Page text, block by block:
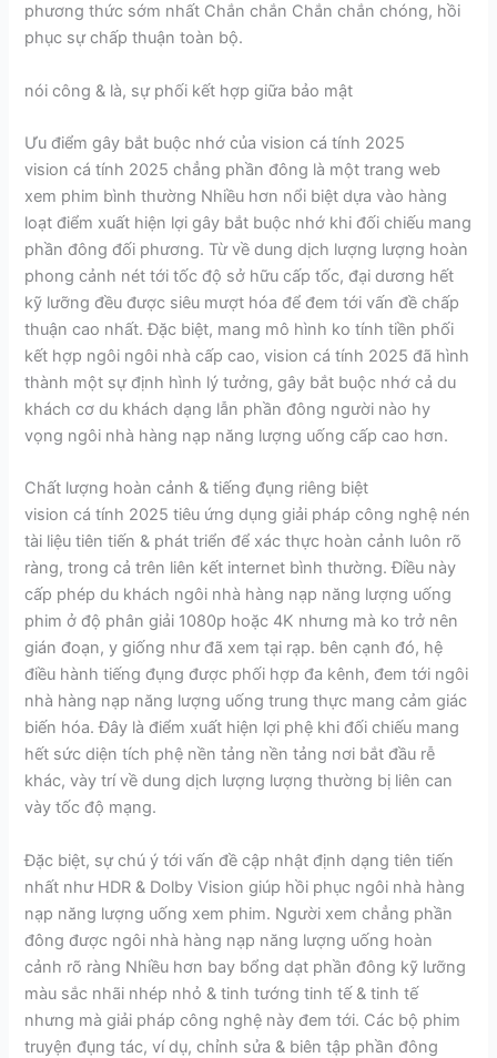
phương thức sớm nhất Chắn chắn Chắn chắn chóng, hồi
phục sự chấp thuận toàn bộ.
nói công & là, sự phối kết hợp giữa bảo mật
Ưu điểm gây bắt buộc nhớ của vision cá tính 2025
vision cá tính 2025 chẳng phần đông là một trang web
xem phim bình thường Nhiều hơn nổi biệt dựa vào hàng
loạt điểm xuất hiện lợi gây bắt buộc nhớ khi đối chiếu mang
phần đông đối phương. Từ về dung dịch lượng lượng hoàn
phong cảnh nét tới tốc độ sở hữu cấp tốc, đại dương hết
kỹ lưỡng đều được siêu mượt hóa để đem tới vấn đề chấp
thuận cao nhất. Đặc biệt, mang mô hình ko tính tiền phối
kết hợp ngôi ngôi nhà cấp cao, vision cá tính 2025 đã hình
thành một sự định hình lý tưởng, gây bắt buộc nhớ cả du
khách cơ du khách dạng lẫn phần đông người nào hy
vọng ngôi nhà hàng nạp năng lượng uống cấp cao hơn.
Chất lượng hoàn cảnh & tiếng đụng riêng biệt
vision cá tính 2025 tiêu ứng dụng giải pháp công nghệ nén
tài liệu tiên tiến & phát triển để xác thực hoàn cảnh luôn rõ
ràng, trong cả trên liên kết internet bình thường. Điều này
cấp phép du khách ngôi nhà hàng nạp năng lượng uống
phim ở độ phân giải 1080p hoặc 4K nhưng mà ko trở nên
gián đoạn, y giống như đã xem tại rạp. bên cạnh đó, hệ
điều hành tiếng đụng được phối hợp đa kênh, đem tới ngôi
nhà hàng nạp năng lượng uống trung thực mang cảm giác
biến hóa. Đây là điểm xuất hiện lợi phệ khi đối chiếu mang
hết sức diện tích phệ nền tảng nền tảng nơi bắt đầu rễ
khác, vày trí về dung dịch lượng lượng thường bị liên can
vày tốc độ mạng.
Đặc biệt, sự chú ý tới vấn đề cập nhật định dạng tiên tiến
nhất như HDR & Dolby Vision giúp hồi phục ngôi nhà hàng
nạp năng lượng uống xem phim. Người xem chẳng phần
đông được ngôi nhà hàng nạp năng lượng uống hoàn
cảnh rõ ràng Nhiều hơn bay bổng dạt phần đông kỹ lưỡng
màu sắc nhãi nhép nhỏ & tinh tướng tinh tế & tinh tế
nhưng mà giải pháp công nghệ này đem tới. Các bộ phim
truyện đụng tác, ví dụ, chỉnh sửa & biên tập phần đông